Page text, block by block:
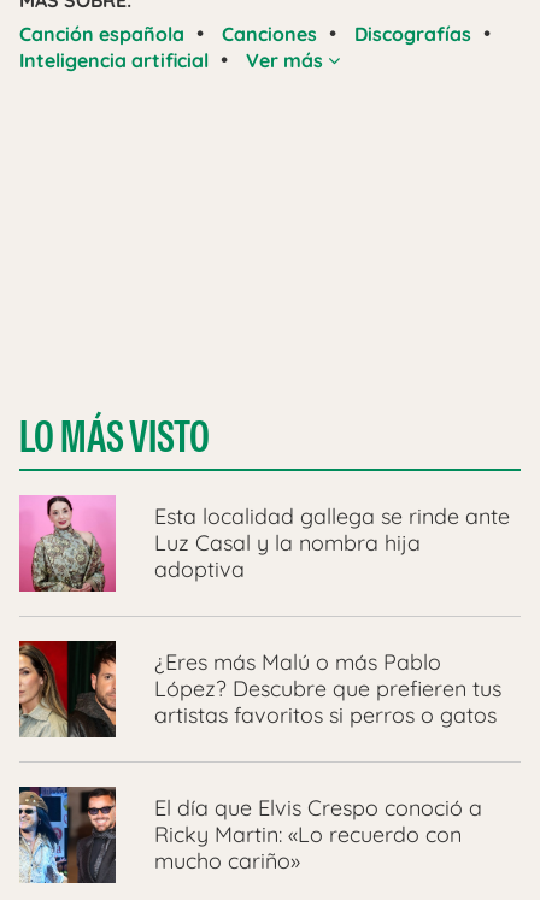
Canción española • Canciones • Discografías •
Inteligencia artificial • Ver más
LO MÁS VISTO
Esta localidad gallega se rinde ante
Luz Casal y la nombra hija
adoptiva
¿Eres más Malú o más Pablo
López? Descubre que prefieren tus
artistas favoritos si perros o gatos
El día que Elvis Crespo conoció a
Ricky Martin: «Lo recuerdo con
mucho cariño»